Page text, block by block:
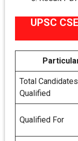
UPSC
Total Candidates
Qualified
Qualified For